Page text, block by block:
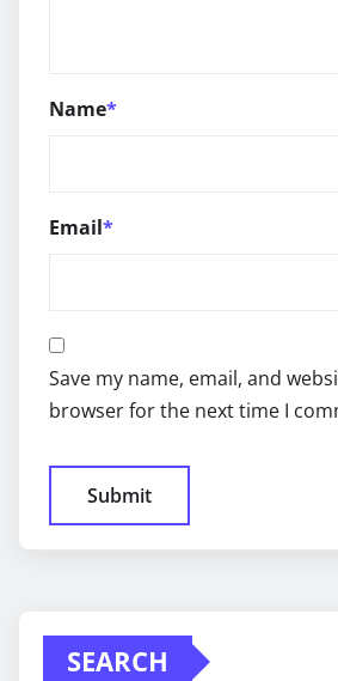
Name*
Email*
Save my name, email, and
browser for the next time I
SEARCH